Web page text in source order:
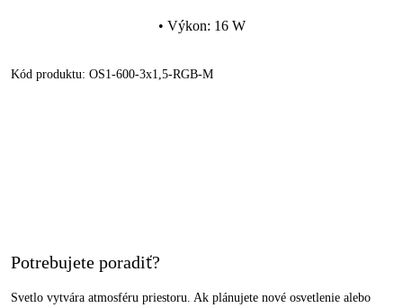
• Výkon: 16 W
Kód produktu: OS1-600-3x1,5-RGB-M
Potrebujete poradiť?
Svetlo vytvára atmosféru priestoru. Ak plánujete nové osvetlenie alebo